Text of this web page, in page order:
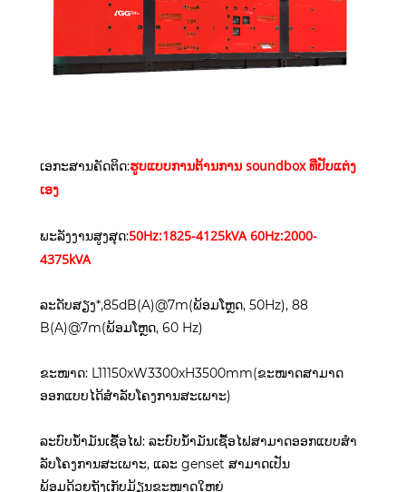
ເອກະສານຄັດຕິດ:ຮູບແບບການຕ້ານການ soundbox ທີ່ປັບແຕ່ງ
ເອງ
ພະລັງງານສູງສຸດ:50Hz:1825-4125kVA 60Hz:2000-
4375kVA
ລະດັບສຽງ*,85dB(A)@7m(ພ້ອມໂຫຼດ, 50Hz), 88
B(A)@7m(ພ້ອມໂຫຼດ, 60 Hz)
ຂະໜາດ: L11150xW3300xH3500mm(ຂະໜາດສາມາດ
ອອກແບບໄດ້ສຳລັບໂຄງການສະເພາະ)
ລະບົບນໍ້າມັນເຊື້ອໄຟ: ລະບົບນໍ້າມັນເຊື້ອໄຟສາມາດອອກແບບສໍາ
ລັບໂຄງການສະເພາະ, ແລະ genset ສາມາດເປັນ
ພ້ອມດ້ວຍຖັງເກັບມ້ຽນຂະໜາດໃຫຍ່